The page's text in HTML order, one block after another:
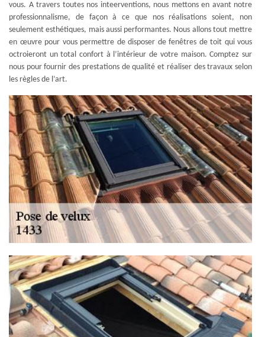
vous. A travers toutes nos inteerventions, nous mettons en avant notre
professionnalisme, de façon à ce que nos réalisations soient, non
seulement esthétiques, mais aussi performantes. Nous allons tout mettre
en œuvre pour vous permettre de disposer de fenêtres de toit qui vous
octroieront un total confort à l’intérieur de votre maison. Comptez sur
nous pour fournir des prestations de qualité et réaliser des travaux selon
les règles de l’art.